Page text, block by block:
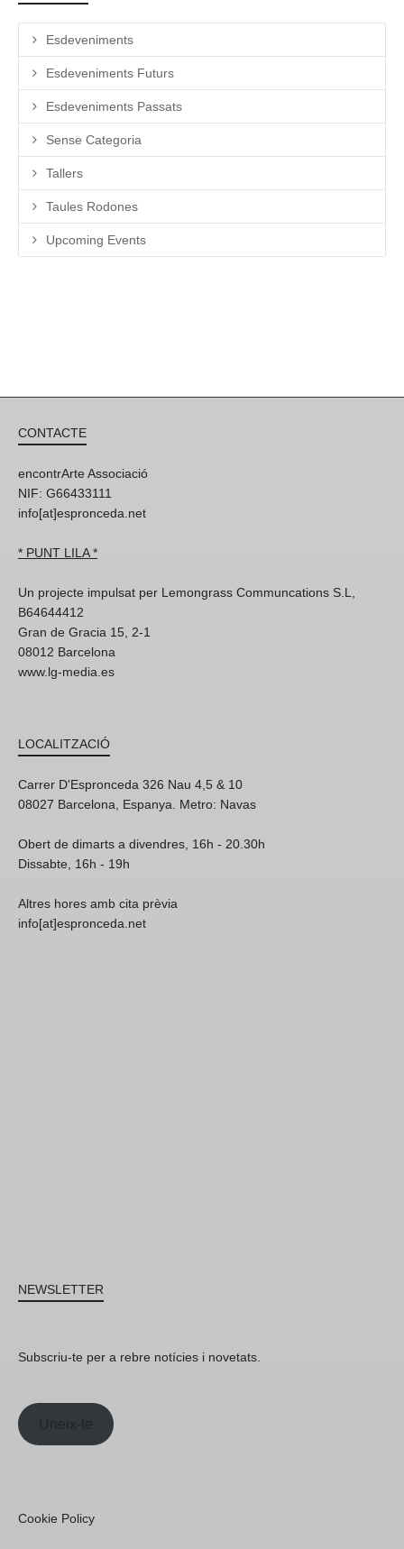
Esdeveniments
Esdeveniments Futurs
Esdeveniments Passats
Sense Categoria
Tallers
Taules Rodones
Upcoming Events
CONTACTE
encontrArte Associació
NIF: G66433111
info[at]espronceda.net
* PUNT LILA *
Un projecte impulsat per Lemongrass Communcations S.L,
B64644412
Gran de Gracia 15, 2-1
08012 Barcelona
www.lg-media.es
LOCALITZACIÓ
Carrer D'Espronceda 326 Nau 4,5 & 10
08027 Barcelona, Espanya. Metro: Navas
Obert de dimarts a divendres, 16h - 20.30h
Dissabte, 16h - 19h
Altres hores amb cita prèvia
info[at]espronceda.net
NEWSLETTER
Subscriu-te per a rebre notícies i novetats.
Uneix-te
Cookie Policy